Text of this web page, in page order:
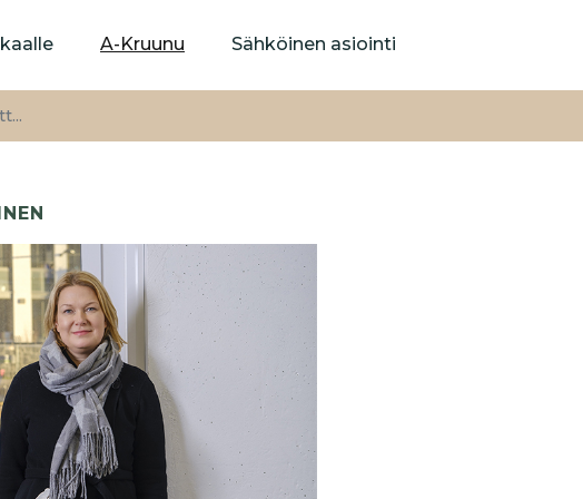
pääsisältöön
A-Kruunu Sähköinen asiointi